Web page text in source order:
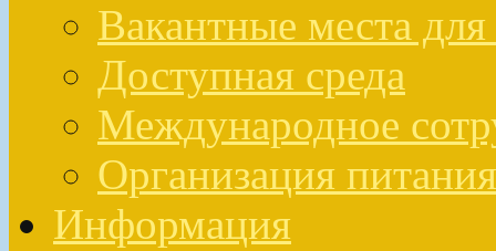
Вакантные места
Доступная среда
Международное
Организация
Информация